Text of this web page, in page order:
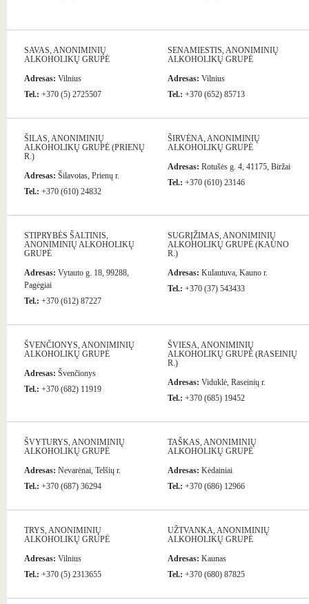
SAVAS, ANONIMINIŲ
ALKOHOLIKŲ GRUPĖ
Adresas: Vilnius
Tel.: +370 (5) 2725507
SENAMIESTIS, ANONIMINIŲ
ALKOHOLIKŲ GRUPĖ
Adresas: Vilnius
Tel.: +370 (652) 85713
ŠILAS, ANONIMINIŲ
ALKOHOLIKŲ GRUPĖ (PRIENŲ
R.)
Adresas: Šilavotas, Prienų r.
Tel.: +370 (610) 24832
ŠIRVĖNA, ANONIMINIŲ
ALKOHOLIKŲ GRUPĖ
Adresas: Rotušės g. 4, 41175, Biržai
Tel.: +370 (610) 23146
STIPRYBĖS ŠALTINIS,
ANONIMINIŲ ALKOHOLIKŲ
GRUPĖ
Adresas: Vytauto g. 18, 99288,
Pagėgiai
Tel.: +370 (612) 87227
SUGRĮŽIMAS, ANONIMINIŲ
ALKOHOLIKŲ GRUPĖ (KAUNO
R.)
Adresas: Kulautuva, Kauno r.
Tel.: +370 (37) 543433
ŠVENČIONYS, ANONIMINIŲ
ALKOHOLIKŲ GRUPĖ
Adresas: Švenčionys
Tel.: +370 (682) 11919
ŠVIESA, ANONIMINIŲ
ALKOHOLIKŲ GRUPĖ (RASEINIŲ
R.)
Adresas: Viduklė, Raseinių r.
Tel.: +370 (685) 19452
ŠVYTURYS, ANONIMINIŲ
ALKOHOLIKŲ GRUPĖ
Adresas: Nevarėnai, Telšių r.
Tel.: +370 (687) 36294
TAŠKAS, ANONIMINIŲ
ALKOHOLIKŲ GRUPĖ
Adresas: Kėdainiai
Tel.: +370 (686) 12966
TRYS, ANONIMINIŲ
ALKOHOLIKŲ GRUPĖ
Adresas: Vilnius
Tel.: +370 (5) 2313655
UŽTVANKA, ANONIMINIŲ
ALKOHOLIKŲ GRUPĖ
Adresas: Kaunas
Tel.: +370 (680) 87825